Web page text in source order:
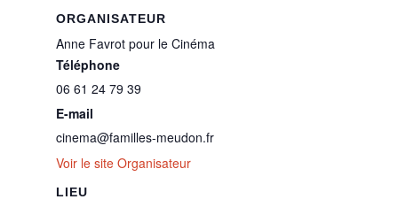
LIEU
ORGANISATEUR
Anne Favrot pour le Cinéma
Téléphone
06 61 24 79 39
E-mail
cinema@familles-meudon.fr
Voir le site Organisateur